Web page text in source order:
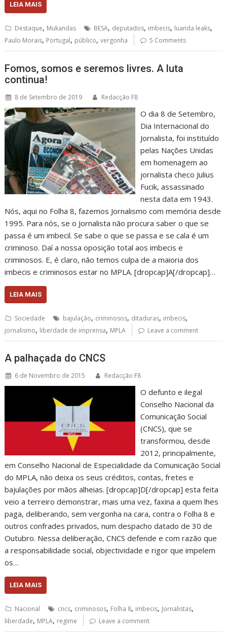
LEIA MAIS
Destaque, Mukandas BESA, deputados, imbecis, luanda leaks,
Paulo Morais, Portugal, público,vergonha 5 Comments
Fomos, somos e seremos livres. A luta
continua!
8 de Setembro de 2019 Redacção F8
O dia 8 de Setembro,
Dia Internacional do
Jornalista, foi instituído
pelas Nações Unidas
em homenagem ao
jornalista checo Julius
Fucik, assassinado
nesta data em 1943.
Nós, aqui no Folha 8, fazemos Jornalismo com memória desde
1995. Para nós, se o Jornalista não procura saber o que se
passa é um imbecil. Se sabe o que se passa e se cala é um
criminoso. Daí a nossa oposição total aos imbecis e
criminosos. E, é claro, não temos culpa de a maioria dos
imbecis e criminosos estar no MPLA. [dropcap]A[/dropcap]…
LEIA MAIS
Sociedade bajulação, criminosos, ditaduras, imbecis,
jornalismo, liberdade de imprensa, MPLA Leave a comment
A palhaçada do CNCS
6 de Novembro de 2015 Redacção F8
O defunto e ilegal
Conselho Nacional da
Comunicação Social
(CNCS), que se
transformou, desde
2012, principalmente,
em Conselho Nacional de Especialidade da Comunicação Social
do MPLA, não deixa os seus créditos, contas, fretes e
bajulações por mãos alheias. [dropcap]D[/dropcap] esta feita
veio a terreiro demonstrar, mais uma vez, faxina a quem lhes
paga, deliberando, sem vergonha na cara, contra o Folha 8 e
outros confrades privados, num despacho datado de 30 de
Outubro. Nessa deliberação, CNCS defende e com razão que
a responsabilidade social, objectividade e rigor que impelem
os…
LEIA MAIS
Nacional cncs, criminosos, Folha 8, imbecis, Jornalistas,
liberdade, MPLA, regime Leave a comment